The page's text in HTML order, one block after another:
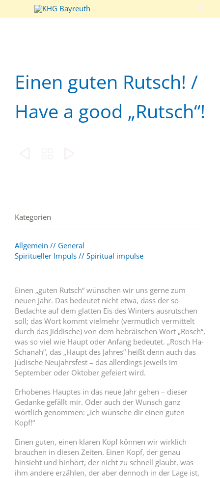

Einen guten Rutsch! /
Have a good „Rutsch“!
Kategorien
Allgemein // General
Spiritueller Impuls // Spiritual impulse
Einen „guten Rutsch“ wünschen wir uns gerne zum
neuen Jahr. Das bedeutet nicht etwa, dass der so
Bedachte auf dem glatten Eis des Winters ausrutschen
soll; das Wort kommt vielmehr (vermutlich vermittelt
durch das Jiddische) von dem hebräischen Wort „Rosch“,
was so viel wie Haupt oder Anfang bedeutet. „Rosch Ha-
Schanah“, das „Haupt des Jahres“ heißt denn auch das
jüdische Neujahrsfest – das allerdings jeweils im
September oder Oktober gefeiert wird.
Erhobenes Hauptes in das neue Jahr gehen – dieser
Gedanke gefällt mir. Oder auch der Wunsch ganz
wörtlich genommen: „Ich wünsche dir einen guten
Kopf!“
Einen guten, einen klaren Kopf können wir wirklich
brauchen in diesen Zeiten. Einen Kopf, der genau
hinsieht und hinhört, der nicht zu schnell glaubt, was
ihm andere erzählen, der aber dennoch in der Lage ist,